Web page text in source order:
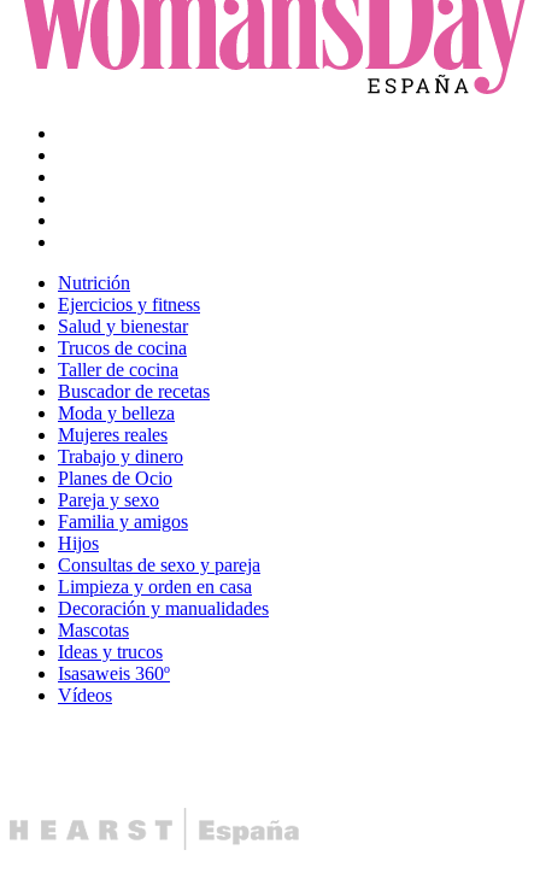
Nutrición
Ejercicios y fitness
Salud y bienestar
Trucos de cocina
Taller de cocina
Buscador de recetas
Moda y belleza
Mujeres reales
Trabajo y dinero
Planes de Ocio
Pareja y sexo
Familia y amigos
Hijos
Consultas de sexo y pareja
Limpieza y orden en casa
Decoración y manualidades
Mascotas
Ideas y trucos
Isasaweis 360º
Vídeos